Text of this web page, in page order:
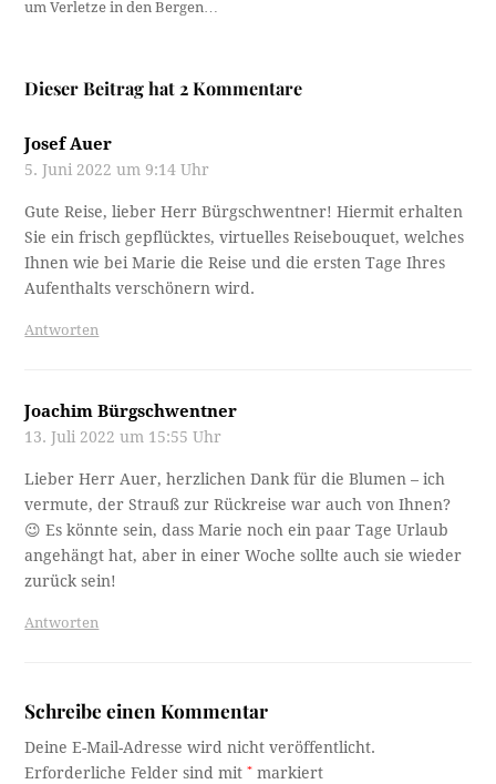
um Verletze in den Bergen…
Dieser Beitrag hat 2 Kommentare
Josef Auer
5. Juni 2022 um 9:14 Uhr
Gute Reise, lieber Herr Bürgschwentner! Hiermit erhalten
Sie ein frisch gepflücktes, virtuelles Reisebouquet, welches
Ihnen wie bei Marie die Reise und die ersten Tage Ihres
Aufenthalts verschönern wird.
Antworten
Joachim Bürgschwentner
13. Juli 2022 um 15:55 Uhr
Lieber Herr Auer, herzlichen Dank für die Blumen – ich
vermute, der Strauß zur Rückreise war auch von Ihnen?
😉 Es könnte sein, dass Marie noch ein paar Tage Urlaub
angehängt hat, aber in einer Woche sollte auch sie wieder
zurück sein!
Antworten
Schreibe einen Kommentar
Deine E-Mail-Adresse wird nicht veröffentlicht.
Erforderliche Felder sind mit* markiert